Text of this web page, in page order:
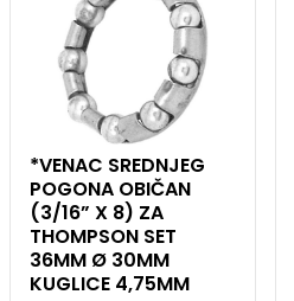
*VENAC SREDNJEG
POGONA OBIČAN
(3/16” X 8) ZA
THOMPSON SET
36MM Ø 30MM
KUGLICE 4,75MM